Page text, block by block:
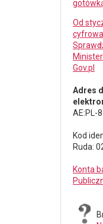
Od
Gov.pl
Adres
AE:PL-
Kod
Ruda:
Konta